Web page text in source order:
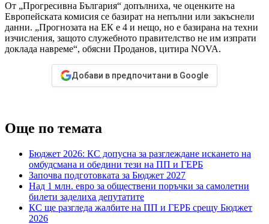
От „Прогресивна България“ допълниха, че оценките на
Европейската комисия се базират на непълни или закъснели
данни. „Прогнозата на ЕК е 4 и нещо, но е базирана на техни
изчисления, защото служебното правителство не им изпрати
доклада навреме“, обясни Проданов, цитира NOVA.
Добави в предпочитани в Google
Още по темата
Бюджет 2026: КС допусна за разглеждане искането на
омбудсмана и обедини тези на ПП и ГЕРБ
Започва подготовката за Бюджет 2027
Над 1 млн. евро за обществени поръчки за самолетни
билети заделиха депутатите
КС ще разгледа жалбите на ПП и ГЕРБ срещу Бюджет
2026